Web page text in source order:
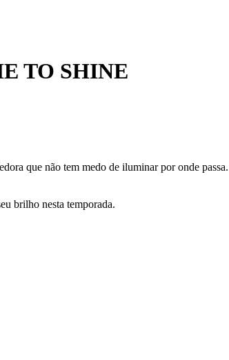
TO SHINE
que não tem medo de iluminar por onde
brilho nesta temporada.